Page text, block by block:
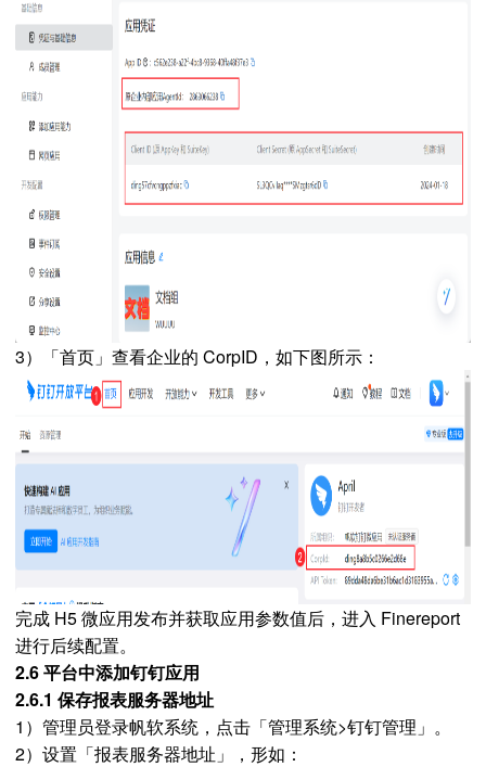
3）「首页」查看企业的 CorpID，如下图所示：
完成 H5 微应用发布并获取应用参数值后，进入 Finereport
进行后续配置。
2.6 平台中添加钉钉应用
2.6.1 保存报表服务器地址
1） 管理员登录帆软系统，点击「管理系统>钉钉管理」。
2） 设置「报表服务器地址」，形如 ：